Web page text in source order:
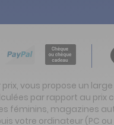
vous propose un
par rapport au
féminins, magazines
votre ordinateur (PC